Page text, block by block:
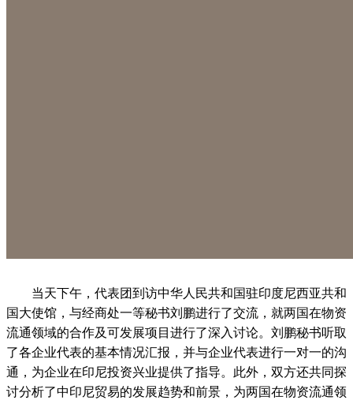
当天下午，代表团到访中华人民共和国驻印度尼西亚共和
国大使馆，与经商处一等秘书刘鹏进行了交流，就两国在物资
流通领域的合作及可发展项目进行了深入讨论。刘鹏秘书听取
了各企业代表的基本情况汇报，并与企业代表进行一对一的沟
通，为企业在印尼投资兴业提供了指导。此外，双方还共同探
讨分析了中印尼贸易的发展趋势和前景，为两国在物资流通领